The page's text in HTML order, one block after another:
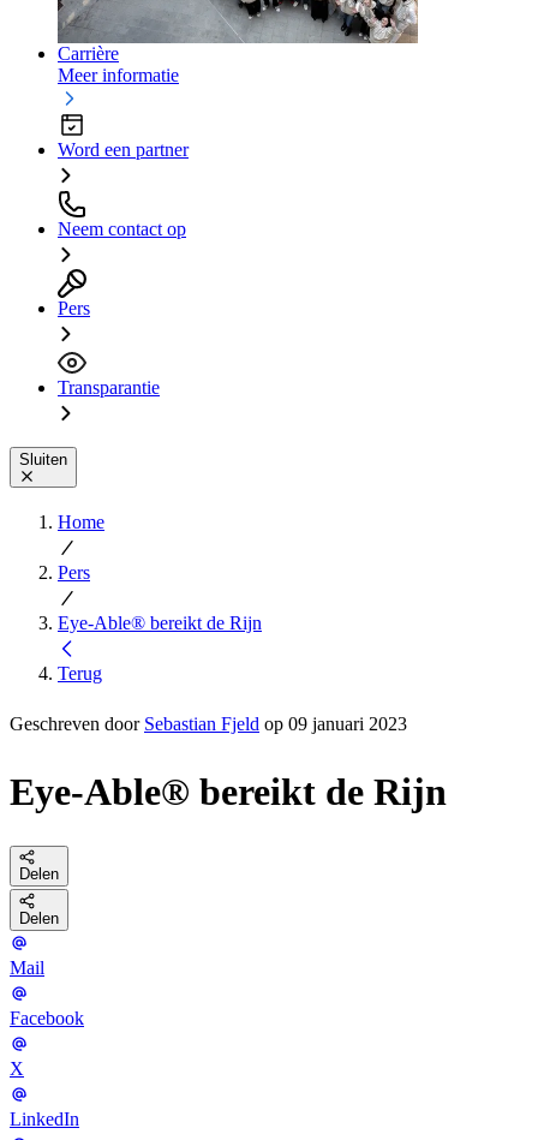
Carrière
Meer informatie
Word een partner
Neem contact op
Pers
Transparantie
Sluiten
Home
Pers
Eye-Able® bereikt de Rijn
Terug
Geschreven door Sebastian Fjeld op 09 januari 2023
Eye-Able® bereikt de Rijn
Delen
Delen
Mail
Facebook
X
LinkedIn